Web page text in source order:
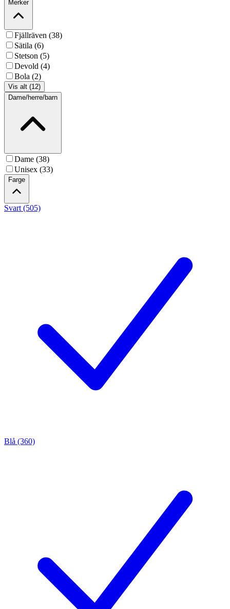
Merker
Fjällräven (38)
Sätila (6)
Stetson (5)
Devold (4)
Bola (2)
Vis alt (12)
Dame/herre/barn
Dame (38)
Unisex (33)
Farge
Svart (505)
Blå (360)